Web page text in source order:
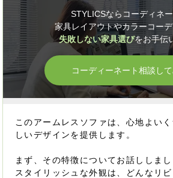
STYLICSならコーディネ
家具レイアウトやカラーコー
失敗しない家具選びをお手伝
コーディーネート相談し
このアームレスソファは、心地よい
しいデザインを提供します。
まず、その特徴についてお話ししま
スタイリッシュな外観は、どんなリ